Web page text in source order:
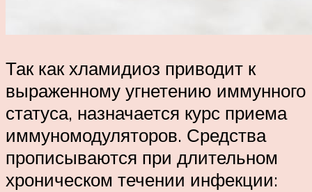
Так как хламидиоз приводит к
выраженному угнетению иммунного
статуса, назначается курс приема
иммуномодуляторов. Средства
прописываются при длительном
хроническом течении инфекции: